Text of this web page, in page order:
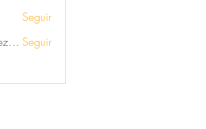
Seguir
Alejandro Hernández Renner Seguir